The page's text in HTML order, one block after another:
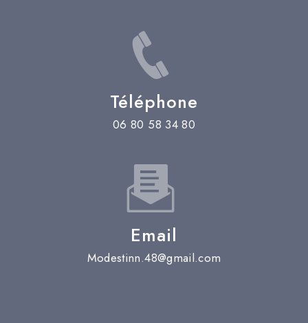
Téléphone
06 80 58 34 80
Email
modestinn.48@gmail.com